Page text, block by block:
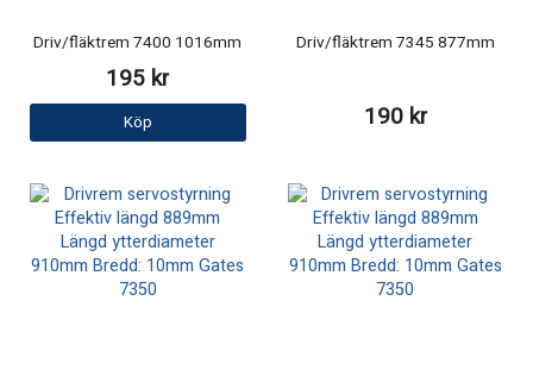
Driv/fläktrem 7400 1016mm
195 kr
Köp
Driv/fläktrem 7345 877mm
190 kr